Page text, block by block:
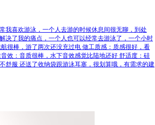
我喜欢游泳，一个人去游的时候休息间很无聊，到处
决了我的痛点，一个人也可以经常去游泳了，一个小时
很棒，游了两次还没充过电 做工质感：质感很好，看
效：音质很棒，水下音效感觉比陆地还好 舒适度：硅
舒服 还送了收纳袋跟游泳耳塞，很划算哦，有需求的建